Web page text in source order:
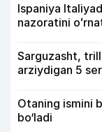
Ispaniya
nazoratini
Sarguzasht,
arziydigan 5
Otaning ismini
bo‘ladi